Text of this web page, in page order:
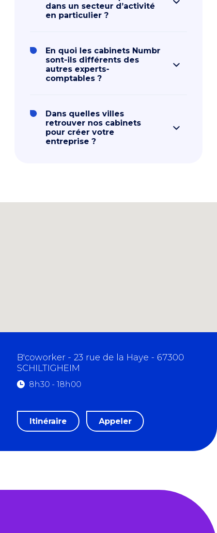
dans un secteur d’activité
en particulier ?
En quoi les cabinets Numbr
sont-ils différents des
autres experts-
comptables ?
Dans quelles villes
retrouver nos cabinets
pour créer votre
entreprise ?
B'coworker - 23 rue de la Haye - 67300
SCHILTIGHEIM
m 8h30 - 18h00
Itinéraire Appeler